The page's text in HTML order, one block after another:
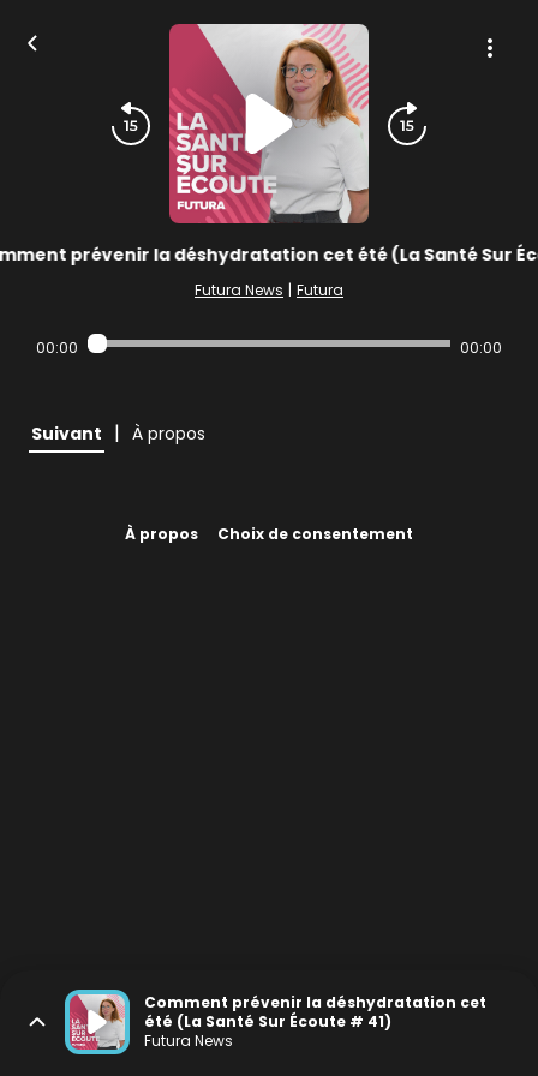
prévenir la déshydratation cet été (La Santé Sur
Futura News | Futura
00:00 00:00
Suivant | À propos
À propos Choix de consentement
Comment prévenir la déshydratation cet
été (La Santé Sur Écoute # 41)
Futura News